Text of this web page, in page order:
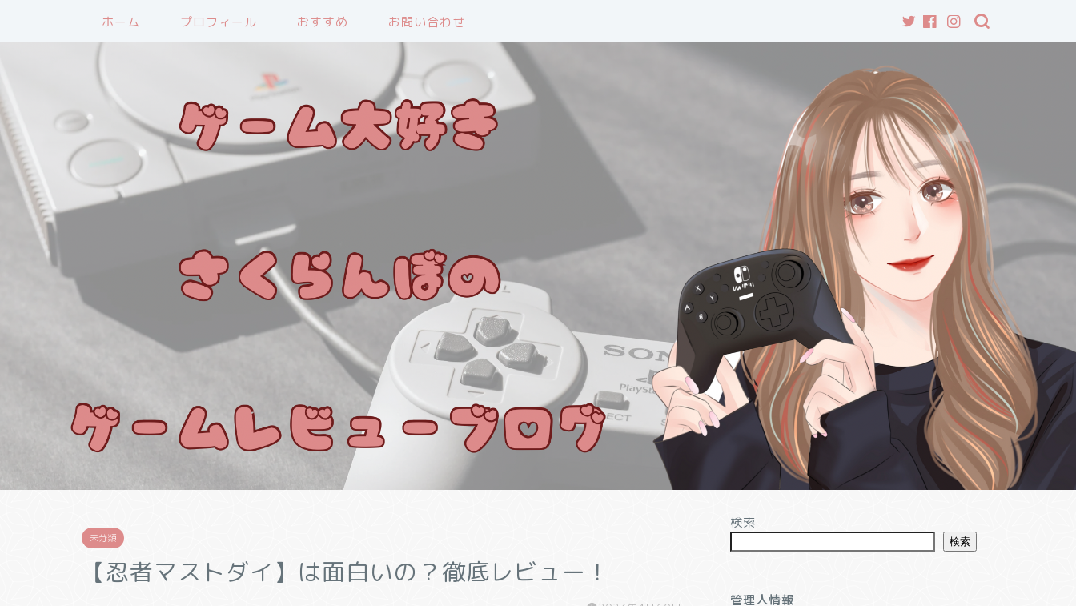
ホーム プロフィール おすすめ お問い合わせ
未分類
【忍者マストダイ】は面白いの？徹底レビュー！
検索
検索
管理人情報